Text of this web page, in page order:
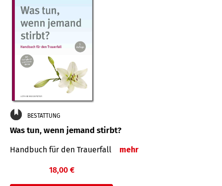
BESTATTUNG
Was tun, wenn jemand stirbt?
Handbuch für den Trauerfall mehr
18,00 €